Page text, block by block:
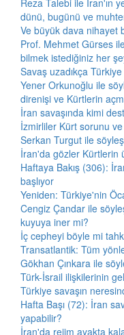
Reza Talebi ile İran'ın
dünü, bugünü ve
Ve büyük dava nihayet
Prof. Mehmet Gürses
bilmek istediğiniz her
Savaş uzadıkça
Yener Orkunoğlu ile
direnişi ve Kürtlerin
İran savaşında kimi
İzmirliler Kürt sorunu
Serkan Turgut ile
İran'da gözler Kürtlerin
Haftaya Bakış (306):
başlıyor
Yeniden: Türkiye'nin
Cengiz Çandar ile
kuyuya iner mi?
İç cepheyi böyle mi
Transatlantik: Tüm
Gökhan Çınkara ile
Türk-İsrail ilişkilerinin
Türkiye savaşın
Hafta Başı (72): İran
yapabilir?
İran'da rejim ayakta